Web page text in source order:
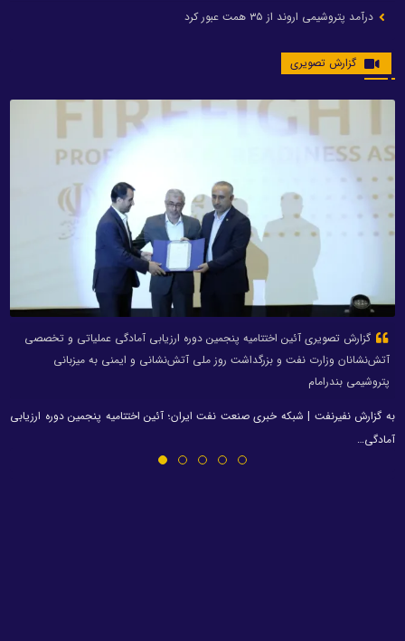
درآمد پتروشیمی اروند از ۳۵ همت عبور کرد
گزارش تصویری
گزارش تصویری آئین اختتامیه پنجمین دوره ارزیابی آمادگی عملیاتی و تخصصی
آتش‌نشانان وزارت نفت و بزرگداشت روز ملی آتش‌نشانی و ایمنی به میزبانی
پتروشیمی بندرامام
به گزارش نفیرنفت | شبکه خبری صنعت نفت ایران؛ آئین اختتامیه پنجمین دوره ارزیابی
آمادگی…